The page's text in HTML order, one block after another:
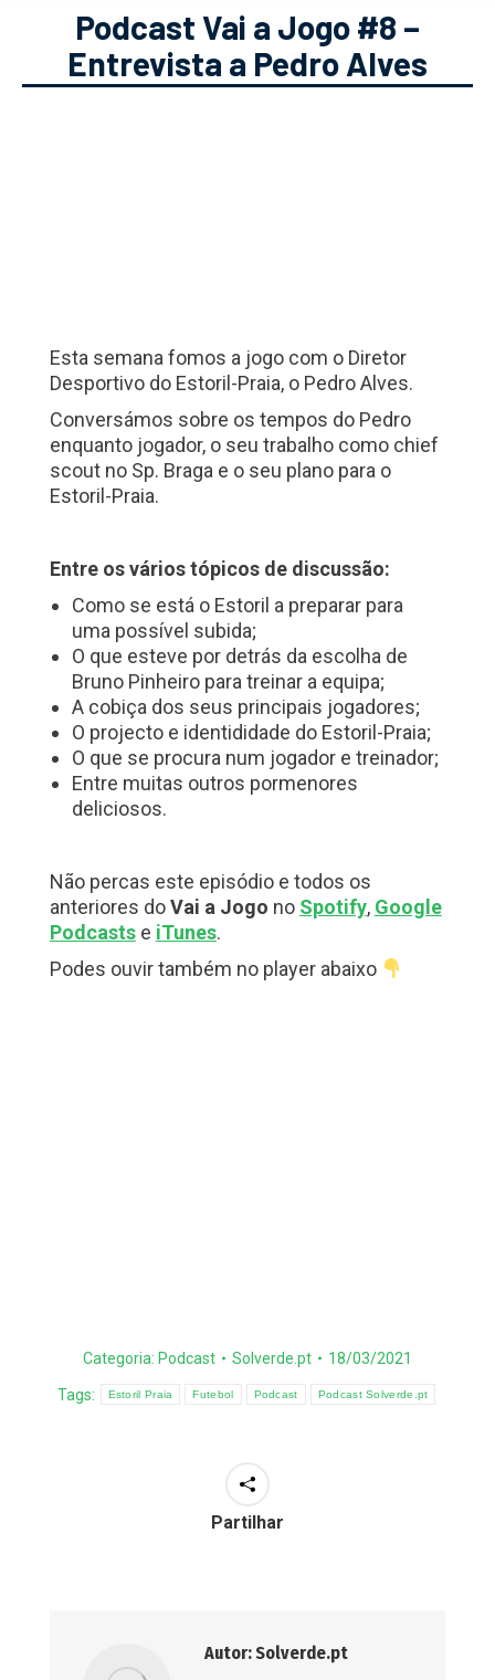
Podcast Vai a Jogo #8 –
Entrevista a Pedro Alves
Esta semana fomos a jogo com o Diretor
Desportivo do Estoril-Praia, o Pedro Alves.
Conversámos sobre os tempos do Pedro
enquanto jogador, o seu trabalho como chief
scout no Sp. Braga e o seu plano para o
Estoril-Praia.
Entre os vários tópicos de discussão:
Como se está o Estoril a preparar para
uma possível subida;
O que esteve por detrás da escolha de
Bruno Pinheiro para treinar a equipa;
A cobiça dos seus principais jogadores;
O projecto e identididade do Estoril-Praia;
O que se procura num jogador e treinador;
Entre muitas outros pormenores
deliciosos.
Não percas este episódio e todos os
anteriores doVai a Jogo no Spotify, Google
Podcastse iTunes.
Podes ouvir também no player abaixo
Categoria: Podcast Solverde.pt 18/03/2021
Tags: Estoril Praia Futebol Podcast Podcast Solverde.pt
Partilhar
Autor:Solverde.pt